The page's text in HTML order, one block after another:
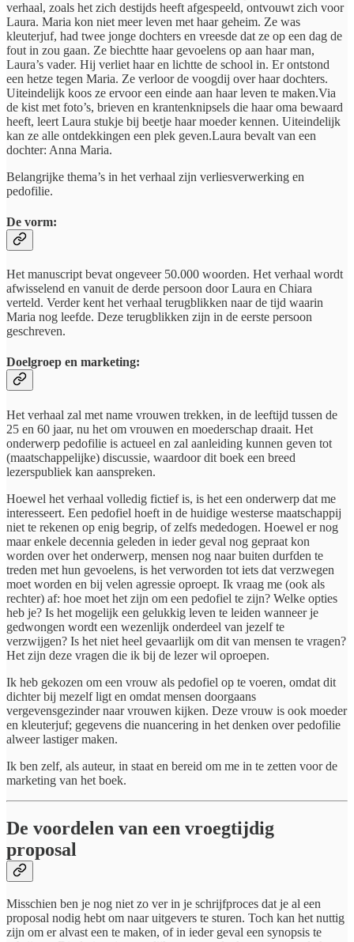
verhaal, zoals het zich destijds heeft afgespeeld, ontvouwt zich voor
Laura. Maria kon niet meer leven met haar geheim. Ze was
kleuterjuf, had twee jonge dochters en vreesde dat ze op een dag de
fout in zou gaan. Ze biechtte haar gevoelens op aan haar man,
Laura’s vader. Hij verliet haar en lichtte de school in. Er ontstond
een hetze tegen Maria. Ze verloor de voogdij over haar dochters.
Uiteindelijk koos ze ervoor een einde aan haar leven te maken.Via
de kist met foto’s, brieven en krantenknipsels die haar oma bewaard
heeft, leert Laura stukje bij beetje haar moeder kennen. Uiteindelijk
kan ze alle ontdekkingen een plek geven.Laura bevalt van een
dochter: Anna Maria.
Belangrijke thema’s in het verhaal zijn verliesverwerking en
pedofilie.
De vorm:
Het manuscript bevat ongeveer 50.000 woorden. Het verhaal wordt
afwisselend en vanuit de derde persoon door Laura en Chiara
verteld. Verder kent het verhaal terugblikken naar de tijd waarin
Maria nog leefde. Deze terugblikken zijn in de eerste persoon
geschreven.
Doelgroep en marketing:
Het verhaal zal met name vrouwen trekken, in de leeftijd tussen de
25 en 60 jaar, nu het om vrouwen en moederschap draait. Het
onderwerp pedofilie is actueel en zal aanleiding kunnen geven tot
(maatschappelijke) discussie, waardoor dit boek een breed
lezerspubliek kan aanspreken.
Hoewel het verhaal volledig fictief is, is het een onderwerp dat me
interesseert. Een pedofiel hoeft in de huidige westerse maatschappij
niet te rekenen op enig begrip, of zelfs mededogen. Hoewel er nog
maar enkele decennia geleden in ieder geval nog gepraat kon
worden over het onderwerp, mensen nog naar buiten durfden te
treden met hun gevoelens, is het verworden tot iets dat verzwegen
moet worden en bij velen agressie oproept. Ik vraag me (ook als
rechter) af: hoe moet het zijn om een pedofiel te zijn? Welke opties
heb je? Is het mogelijk een gelukkig leven te leiden wanneer je
gedwongen wordt een wezenlijk onderdeel van jezelf te
verzwijgen? Is het niet heel gevaarlijk om dit van mensen te vragen?
Het zijn deze vragen die ik bij de lezer wil oproepen.
Ik heb gekozen om een vrouw als pedofiel op te voeren, omdat dit
dichter bij mezelf ligt en omdat mensen doorgaans
vergevensgezinder naar vrouwen kijken. Deze vrouw is ook moeder
en kleuterjuf; gegevens die nuancering in het denken over pedofilie
alweer lastiger maken.
Ik ben zelf, als auteur, in staat en bereid om me in te zetten voor de
marketing van het boek.
De voordelen van een vroegtijdig
proposal
Misschien ben je nog niet zo ver in je schrijfproces dat je al een
proposal nodig hebt om naar uitgevers te sturen. Toch kan het nuttig
zijn om er alvast een te maken, of in ieder geval een synopsis te